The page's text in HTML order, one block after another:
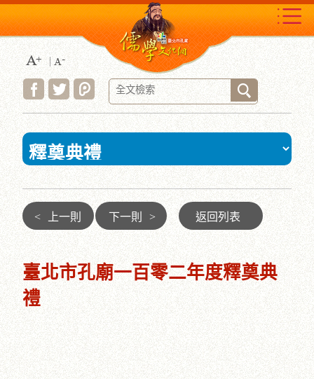
到
主
要
內
容
區
塊
:::
< 上一則 下一則 > 返回列表
臺北市孔廟一百零二年度釋奠典
禮